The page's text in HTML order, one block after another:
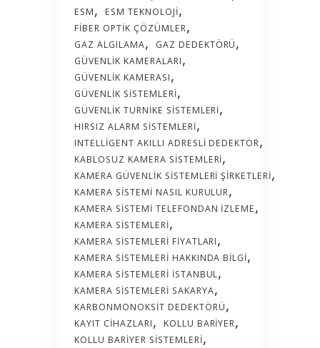
ESM
ESM TEKNOLOJI
FIBER OPTIK ÇÖZÜMLER
GAZ ALGILAMA
GAZ DEDEKTÖRÜ
GÜVENLIK KAMERALARI
GÜVENLIK KAMERASI
GÜVENLIK SISTEMLERI
GÜVENLIK TURNIKE SISTEMLERI
HIRSIZ ALARM SISTEMLERI
INTELLIGENT AKILLI ADRESLI DEDEKTÖR
KABLOSUZ KAMERA SISTEMLERI
KAMERA GÜVENLIK SISTEMLERI ŞIRKETLERI
KAMERA SISTEMI NASIL KURULUR
KAMERA SISTEMI TELEFONDAN İZLEME
KAMERA SISTEMLERI
KAMERA SISTEMLERI FIYATLARI
KAMERA SISTEMLERI HAKKINDA BILGI
KAMERA SISTEMLERI İSTANBUL
KAMERA SISTEMLERI SAKARYA
KARBONMONOKSIT DEDEKTÖRÜ
KAYIT CIHAZLARI
KOLLU BARIYER
KOLLU BARIYER SISTEMLERI